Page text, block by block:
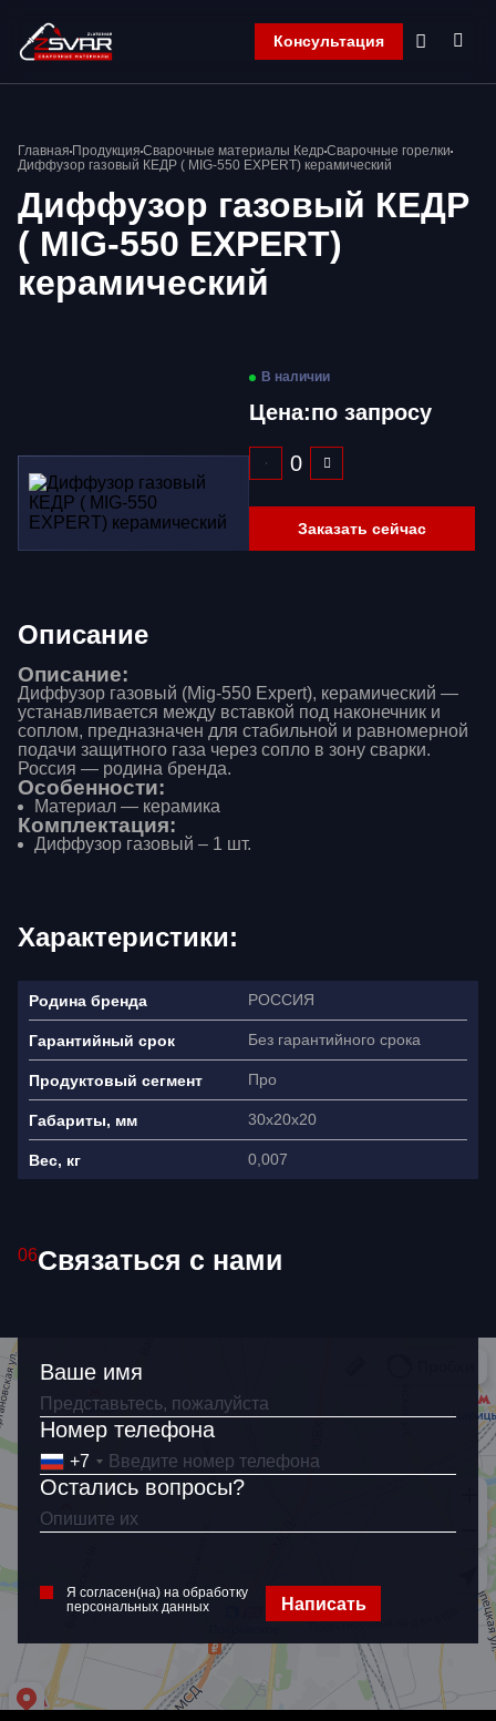
Консультация
Главная
Компания
Продукция
Контакты
Корзина
Главная Продукция Сварочные материалы Кедр Сварочные горелки
Диффузор газовый КЕДР ( MIG-550 EXPERT) керамический
Диффузор газовый КЕДР
( MIG-550 EXPERT)
керамический
В наличии
Цена:по запросу
Заказать сейчас
Описание
Описание:
Диффузор газовый (Mig-550 Expert), керамический —
устанавливается между вставкой под наконечник и
соплом, предназначен для стабильной и равномерной
подачи защитного газа через сопло в зону сварки.
Россия — родина бренда.
Особенности:
Материал — керамика
Комплектация:
Диффузор газовый – 1 шт.
Характеристики:
Родина бренда РОССИЯ
Гарантийный срок Без гарантийного срока
Продуктовый сегмент Про
Габариты, мм 30х20х20
Вес, кг 0,007
06Связаться с нами
Ваше имя
Номер телефона
+7
Остались вопросы?
Я согласен(на) на обработку
персональных данных
Написать
Как связаться?
+7
персональных данных